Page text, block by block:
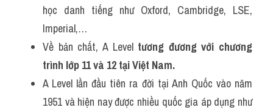
Đề thi thật Task 2
Listening
Speaking
Writing
học danh tiếng như Oxford, Cambridge, LSE,
Imperial,…
Về bản chất, A Level tương đương với chương
trình lớp 11 và 12 tại Việt Nam.
A Level lần đầu tiên ra đời tại Anh Quốc vào năm
1951 và hiện nay được nhiều quốc gia áp dụng như